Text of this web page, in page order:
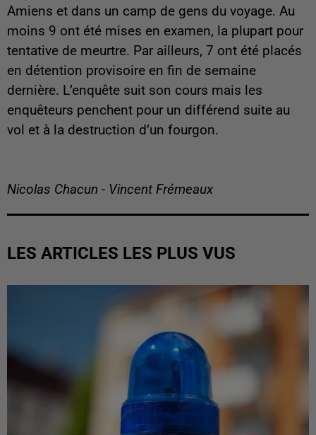
Amiens et dans un camp de gens du voyage. Au
moins 9 ont été mises en examen, la plupart pour
tentative de meurtre. Par ailleurs, 7 ont été placés
en détention provisoire en fin de semaine
dernière. L’enquête suit son cours mais les
enquêteurs penchent pour un différend suite au
vol et à la destruction d’un fourgon.
Nicolas Chacun - Vincent Frémeaux
LES ARTICLES LES PLUS VUS